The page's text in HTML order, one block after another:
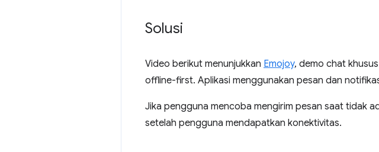
Solusi
Video berikut menunjukkan Emojoy, demo chat
offline-first. Aplikasi menggunakan pesan dan
Jika pengguna mencoba mengirim pesan saat tidak
setelah pengguna mendapatkan konektivitas.